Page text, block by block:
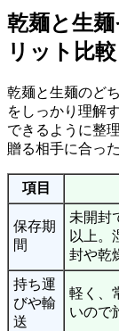
乾麺と生
リット比較
乾麺と生麺のど
をしっかり理解
できるように整
贈る相手に合っ
項目
保存期
間
未開封
以上。
封や乾
持ち運
びや輸
送
軽く、
いので